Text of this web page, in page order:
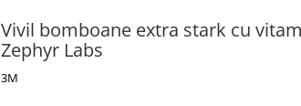
Vivil bomboane extra stark cu
Zephyr Labs
3M